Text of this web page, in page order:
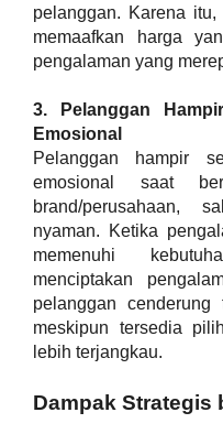
pelanggan. Karena
memaafkan harga
pengalaman yang
3. Pelanggan
Emosional
Pelanggan hampir
emosional saat
brand/perusahaan,
nyaman. Ketika
memenuhi
menciptakan
pelanggan
meskipun tersedia
lebih terjangkau.
Dampak Strategis